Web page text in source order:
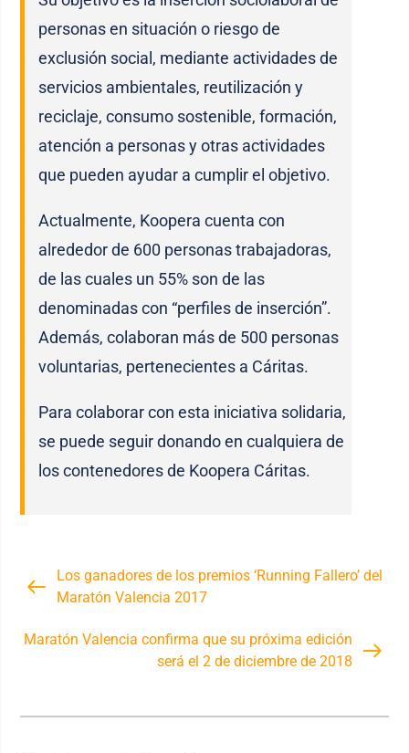
personas en situación o riesgo de
exclusión social, mediante actividades de
servicios ambientales, reutilización y
reciclaje, consumo sostenible, formación,
atención a personas y otras actividades
que pueden ayudar a cumplir el objetivo.
Actualmente, Koopera cuenta con
alrededor de 600 personas trabajadoras,
de las cuales un 55% son de las
denominadas con “perfiles de inserción”.
Además, colaboran más de 500 personas
voluntarias, pertenecientes a Cáritas.
Para colaborar con esta iniciativa solidaria,
se puede seguir donando en cualquiera de
los contenedores de Koopera Cáritas.
Los ganadores de los premios ‘Running Fallero’ del
Maratón Valencia 2017
Maratón Valencia confirma que su próxima edición
será el 2 de diciembre de 2018